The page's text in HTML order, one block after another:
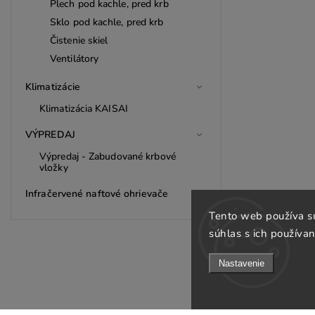
Tento web používa
súhlas s ich
Nastavenie
Plech pod kachle, pred krb
Sklo pod kachle, pred krb
Čistenie skiel
Ventilátory
Klimatizácie
Klimatizácia KAISAI
VÝPREDAJ
Výpredaj - Zabudované krbové
vložky
Infračervené naftové ohrievače